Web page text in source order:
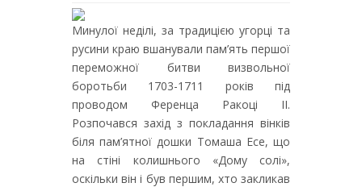
Минулої неділі, за традицією угорці та
русини краю вшанували пам’ять першої
переможної битви визвольної
боротьби 1703-1711 років під
проводом Ференца Ракоці ІІ.
Розпочався захід з покладання вінків
біля пам’ятної дошки Томаша Есе, що
на стіні колишнього «Дому солі»,
оскільки він і був першим, хто закликав